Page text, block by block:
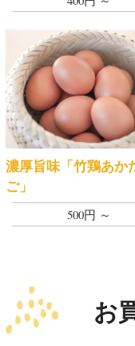
濃厚旨味「竹鶏あか
ご」
500円 ～
お